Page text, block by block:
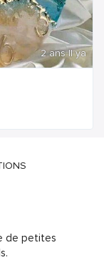
2 ans Il ya
de petites